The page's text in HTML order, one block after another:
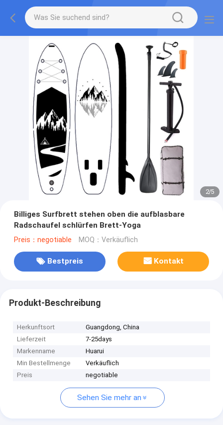
2/5
Billiges Surfbrett stehen oben die aufblasbare
Radschaufel schlürfen Brett-Yoga
Preis：negotiable MOQ：Verkäuflich
Bestpreis Kontakt
Produkt-Beschreibung
Herkunftsort
Guangdong, China
Lieferzeit
7-25days
Markenname
Huarui
Min Bestellmenge
Verkäuflich
Preis
negotiable
Sehen Sie mehr an